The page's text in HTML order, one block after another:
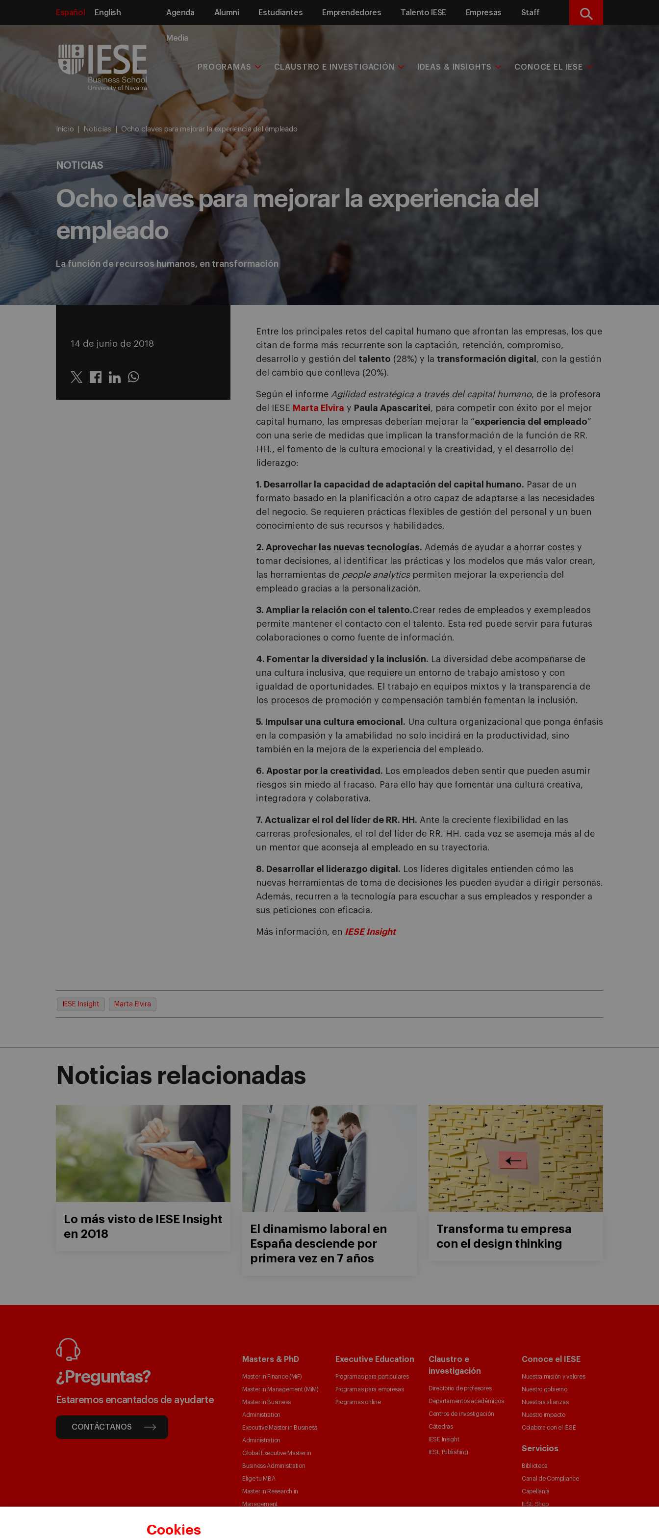
Cookies
Español English Agenda Alumni Estudiantes Emprendedores Talento IESE Empresas Staff
Media
Buscar
PROGRAMAS CLAUSTRO E INVESTIGACIÓN IDEAS & INSIGHTS CONOCE EL IESE
Inicio Noticias Ocho claves para mejorar la experiencia del empleado
NOTICIAS
Ocho claves para mejorar la experiencia del
empleado
La función de recursos humanos, en transformación
14 de junio de 2018
Twitter LinkedinWhatsapp
Entre los principales retos del capital humano que afrontan las empresas, los que
citan de forma más recurrente son la captación, retención, compromiso,
desarrollo y gestión del talento (28%) y la transformación digital , con la gestión
del cambio que conlleva (20%).
Según el informe Agilidad estratégica a través del capital humano, de la profesora
del IESE Marta Elvira y Paula Apascaritei, para competir con éxito por el mejor
capital humano, las empresas deberían mejorar la “experiencia del empleado”
con una serie de medidas que implican la transformación de la función de RR.
HH., el fomento de la cultura emocional y la creatividad, y el desarrollo del
liderazgo:
1. Desarrollar la capacidad de adaptación del capital humano. Pasar de un
formato basado en la planificación a otro capaz de adaptarse a las necesidades
del negocio. Se requieren prácticas flexibles de gestión del personal y un buen
conocimiento de sus recursos y habilidades.
2. Aprovechar las nuevas tecnologías. Además de ayudar a ahorrar costes y
tomar decisiones, al identificar las prácticas y los modelos que más valor crean,
las herramientas de people analyticspermiten mejorar la experiencia del
empleado gracias a la personalización.
3. Ampliar la relación con el talento.Crear redes de empleados y exempleados
permite mantener el contacto con el talento. Esta red puede servir para futuras
colaboraciones o como fuente de información.
4. Fomentar la diversidad y la inclusión. La diversidad debe acompañarse de
una cultura inclusiva, que requiere un entorno de trabajo amistoso y con
igualdad de oportunidades. El trabajo en equipos mixtos y la transparencia de
los procesos de promoción y compensación también fomentan la inclusión.
5. Impulsar una cultura emocional. Una cultura organizacional que ponga énfasis
en la compasión y la amabilidad no solo incidirá en la productividad, sino
también en la mejora de la experiencia del empleado.
6. Apostar por la creatividad. Los empleados deben sentir que pueden asumir
riesgos sin miedo al fracaso. Para ello hay que fomentar una cultura creativa,
integradora y colaborativa.
7. Actualizar el rol del líder de RR. HH. Ante la creciente flexibilidad en las
carreras profesionales, el rol del líder de RR. HH. cada vez se asemeja más al de
un mentor que aconseja al empleado en su trayectoria.
8. Desarrollar el liderazgo digital. Los líderes digitales entienden cómo las
nuevas herramientas de toma de decisiones les pueden ayudar a dirigir personas.
Además, recurren a la tecnología para escuchar a sus empleados y responder a
sus peticiones con eficacia.
Más información, en IESE Insight
IESE Insight Marta Elvira
Noticias relacionadas
Lo más visto de IESE Insight
en 2018
El dinamismo laboral en
España desciende por
primera vez en 7 años
Transforma tu empresa
con el design thinking
¿Preguntas?
Estaremos encantados de ayudarte
CONTÁCTANOS
Masters & PhD
Master in Finance (MiF)
Master in Management (MiM)
Master in Business
Administration
Executive Master in Business
Administration
Global Executive Master in
Business Administration
Elige tu MBA
Master in Research in
Management
Executive Education
Programas para particulares
Programas para empresas
Programas online
Claustro e
investigación
Directorio de profesores
Departamentos académicos
Centros de investigación
Cátedras
IESE Insight
IESE Publishing
Conoce el IESE
Nuestra misión y valores
Nuestro gobierno
Nuestras alianzas
Nuestro impacto
Colabora con el IESE
Servicios
Biblioteca
Canal de Compliance
Capellanía
IESE Shop